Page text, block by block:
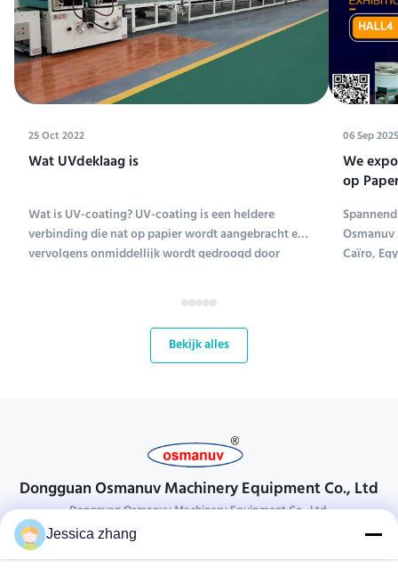
25 Oct 2022
Wat UVdeklaag is
Wat is UV-coating? UV-coating is een heldere
verbinding die nat op papier wordt aangebracht en
vervolgens onmiddellijk wordt gedroogd door
ultraviolet coating). Verschillende soorten
verbindingen worden gebruikt om papier te coaten;
06 Sep 2025
We
op
Caïro,
Bekijk alles
Dongguan Osmanuv Machinery Equipment Co., Ltd
Dongguan Osmanuv Machinery Equipment Co., Ltd.
Neem contact op.
Jessica zhang